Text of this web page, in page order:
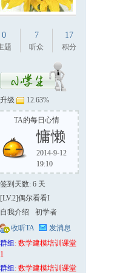
0
题
7
听众
17
积分
升级 12.63%
TA的每日心情
慵懒
2014-9-12
19:10
签到天数: 6 天
[LV.2]偶尔看看I
自我介绍
初学者
收听TA
发消息
群组 : 数学建模培训课堂
1
群组 : 数学建模培训课堂